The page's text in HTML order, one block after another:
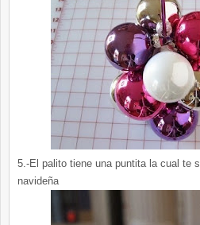
5.-El palito tiene una puntita la cual te
navideña